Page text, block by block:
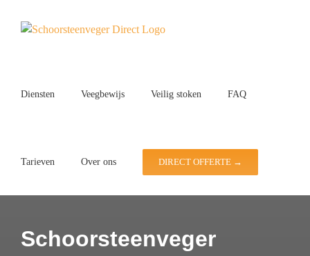
Diensten Veegbewijs Veilig stoken FAQ
Tarieven Over ons DIRECT OFFERTE →
Schoorsteenveger